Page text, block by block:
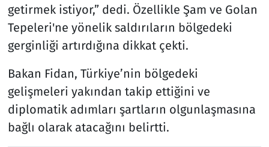
getirmek istiyor,” dedi. Özellikle Şam ve Golan
Tepeleri'ne yönelik saldırıların bölgedeki
gerginliği artırdığına dikkat çekti.
Bakan Fidan, Türkiye’nin bölgedeki
gelişmeleri yakından takip ettiğini ve
diplomatik adımları şartların olgunlaşmasına
bağlı olarak atacağını belirtti.